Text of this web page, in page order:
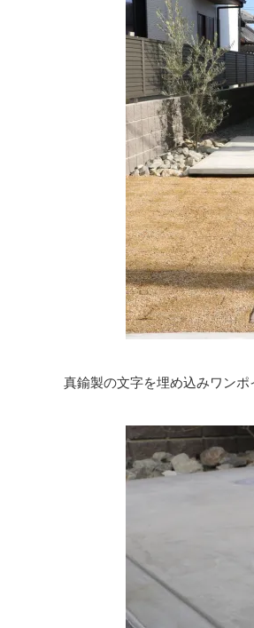
真鍮製の文字を埋め込みワン